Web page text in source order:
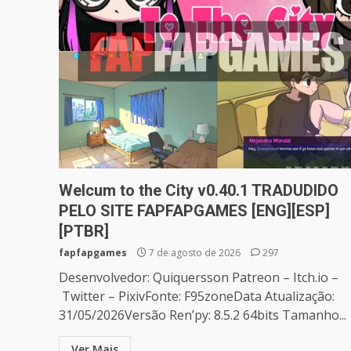
Welcum to the City v0.40.1 TRADUDIDO
PELO SITE FAPFAPGAMES [ENG][ESP]
[PTBR]
fapfapgames 7 de agosto de 2026 297
Desenvolvedor: Quiquersson Patreon – Itch.io –
Twitter – PixivFonte: F95zoneData Atualização:
31/05/2026Versão Ren’py: 8.5.2 64bits Tamanho...